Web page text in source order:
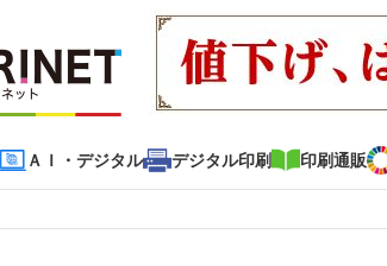
ＡＩ・デジタル デジタル印刷 印刷通販